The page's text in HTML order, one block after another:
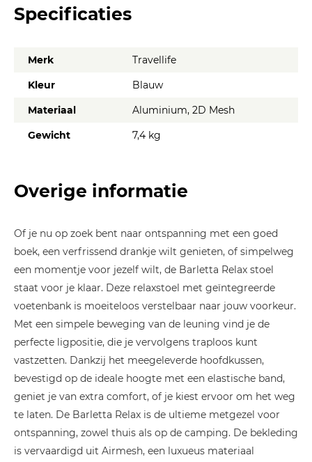
Specificaties
Merk
Travellife
Kleur
Blauw
Materiaal
Aluminium, 2D Mesh
Gewicht
7,4 kg
Overige informatie
Of je nu op zoek bent naar ontspanning met een goed
boek, een verfrissend drankje wilt genieten, of simpelweg
een momentje voor jezelf wilt, de Barletta Relax stoel
staat voor je klaar. Deze relaxstoel met geïntegreerde
voetenbank is moeiteloos verstelbaar naar jouw voorkeur.
Met een simpele beweging van de leuning vind je de
perfecte ligpositie, die je vervolgens traploos kunt
vastzetten. Dankzij het meegeleverde hoofdkussen,
bevestigd op de ideale hoogte met een elastische band,
geniet je van extra comfort, of je kiest ervoor om het weg
te laten. De Barletta Relax is de ultieme metgezel voor
ontspanning, zowel thuis als op de camping. De bekleding
is vervaardigd uit Airmesh, een luxueus materiaal